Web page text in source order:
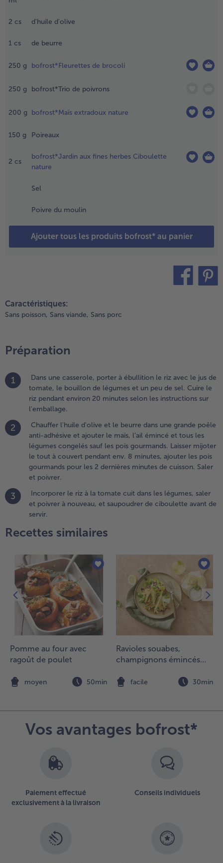
- 5 € à l’achat de 7 menus au choix
2 cs d'huile d'olive
1 cs de beurre
250 g bofrost*Fleurettes de brocoli
250 g bofrost*Trio de poivrons
200 g bofrost*Maïs extradoux nature
150 g Poireaux
2 cs
bofrost*Jardin aux fines herbes Ciboulette
nature
Sel
Poivre du moulin
Ajouter tous les produits bofrost* au panier
et
Cuire le
20
les
dans
le
à
8
de
riz à la
Caractéristiques:
Sans poisson, Sans viande, Sans porc
Préparation
1
Dans une casserole, porter à ébullition le riz avec le jus de
tomate, le bouillon de légumes et un peu de sel. Cuire le
riz pendant environ 20 minutes selon les instructions sur
l'emballage.
2
Chauffer l'huile d'olive et le beurre dans une grande poêle
anti-adhésive et ajouter le maïs, l’ail émincé et tous les
légumes congelés sauf les pois gourmands. Laisser mijoter
le tout à couvert pendant env. 8 minutes, ajouter les pois
gourmands pour les 2 dernières minutes de cuisson. Saler
et poivrer.
3
Incorporer le riz à la tomate cuit dans les légumes, saler
et poivrer à nouveau, et saupoudrer de ciboulette avant de
servir.
Recettes similaires
Pomme au four avec
ragoût de poulet
moyen 50min
Ravioles souabes,
champignons émincés
facile 30min
Vos avantages bofrost*
Paiement effectué
exclusivement à la livraison
Conseils individuels